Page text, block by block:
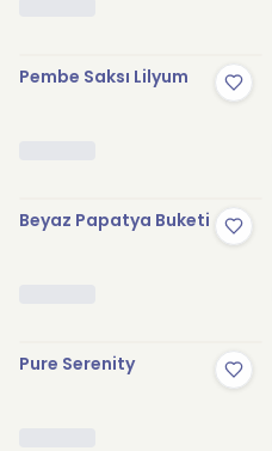
Pembe Saksı Lilyum
Beyaz Papatya Buketi
Pure Serenity